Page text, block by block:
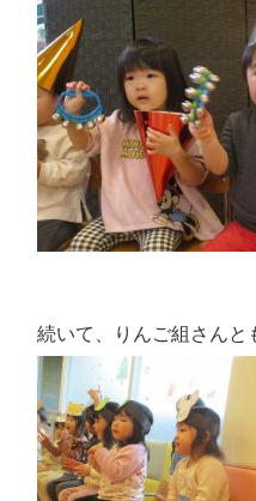
続いて、りんご組さんと